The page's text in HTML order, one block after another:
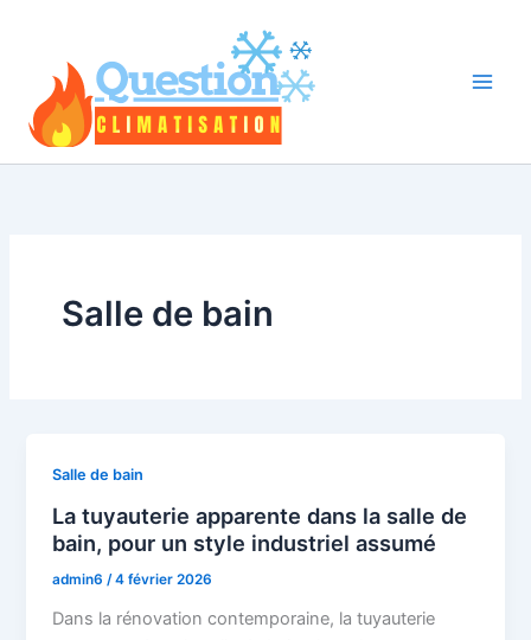
Salle de bain
Salle de bain
La tuyauterie apparente dans la salle de
bain, pour un style industriel assumé
admin6 /4 février 2026
Dans la rénovation contemporaine, la tuyauterie